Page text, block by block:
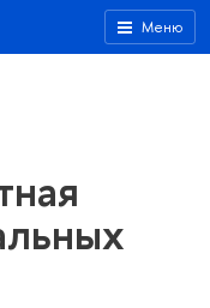
Меню